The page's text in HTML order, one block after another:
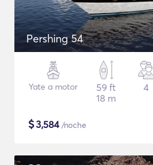
Pershing 54
Yate a motor
59 ft
18 m
4
$3,584/noche